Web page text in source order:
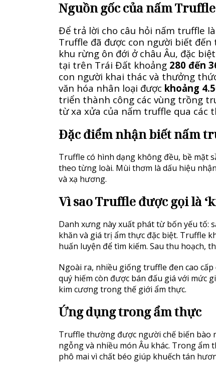
Nguồn gốc của nấm Truffle
Để trả lời cho câu hỏi nấm truffle
Truffle đã được con người biết
khu rừng ôn đới ở châu Âu, đặc
tại trên Trái Đất khoảng 280 đến
con người khai thác và thưởng
văn hóa nhân loại được khoảng
triển thành công các vùng trồng
từ xa xửa của nấm truffle qua các
Đặc điểm nhận biết nấm
Truffle có hình dạng không đều, bề mặt
theo từng loài. Mùi thơm là dấu hiệu
và xạ hương.
Vì sao Truffle được gọi là
Danh xưng này xuất phát từ bốn yếu tố:
khăn và giá trị ẩm thực đặc biệt. Truffle
huấn luyện để tìm kiếm. Sau thu hoạch,
Ngoài ra, nhiều giống truffle đen cao
quý hiếm còn được bán đấu giá với mức
kim cương trong thế giới ẩm thực.
Ứng dụng trong ẩm thực
Truffle thường được người chế biến bào
ngỗng và nhiều món Âu khác. Trong
phô mai vì chất béo giúp khuếch tán